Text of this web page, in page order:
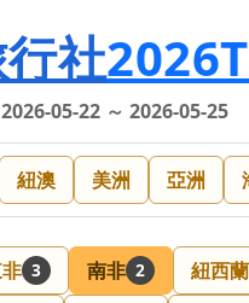
社
05-22 ～ 2026-05-25
紐澳 美洲 亞洲
3 南非 2 紐西蘭